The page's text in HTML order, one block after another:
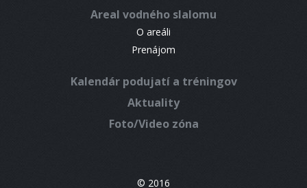
Areal vodného slalomu
O areáli
Prenájom
Kalendár podujatí a tréningov
Aktuality
Foto/Video zóna
© 2016